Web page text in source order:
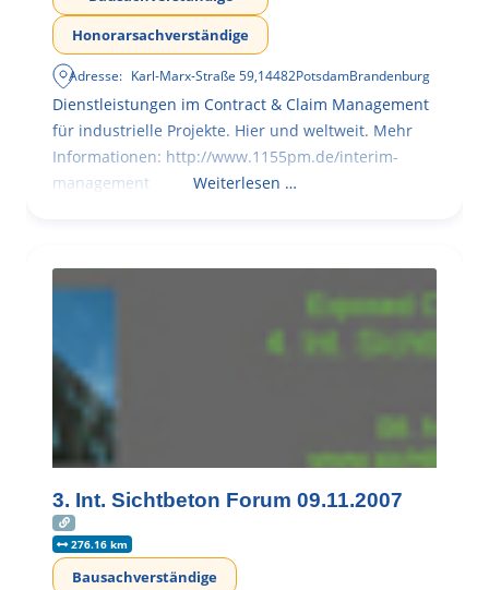
Honorarsachverständige
Adresse: Karl-Marx-Straße 59,14482PotsdamBrandenburg
Dienstleistungen im Contract & Claim Management
für industrielle Projekte. Hier und weltweit. Mehr
Informationen: http://www.1155pm.de/interim-
management
Weiterlesen …
3. Int. Sichtbeton Forum 09.11.2007
276.16 km
Bausachverständige